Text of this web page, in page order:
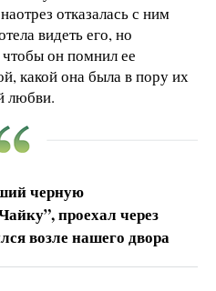
отказалась с ним
видеть его, но
чтобы он помнил ее
какой она была в пору их
любви.
черную
проехал через
возле нашего двора